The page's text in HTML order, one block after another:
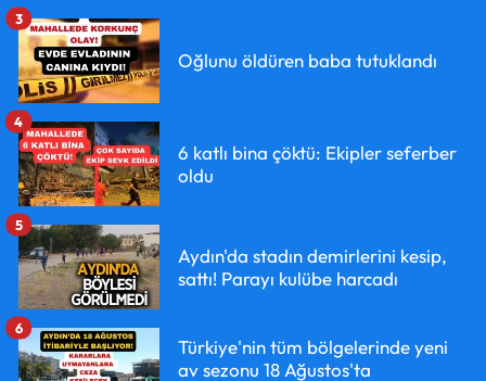
Oğlunu öldüren baba tutuklandı
3
6 katlı bina çöktü: Ekipler seferber
oldu
4
Aydın'da stadın demirlerini kesip,
sattı! Parayı kulübe harcadı
5
Türkiye'nin tüm bölgelerinde yeni
av sezonu 18 Ağustos'ta
6